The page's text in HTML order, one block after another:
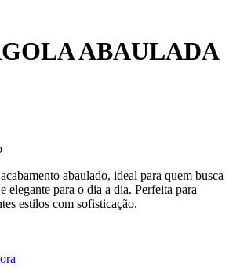
ABAULADA
abaulado, ideal para quem busca
elegante para o dia a dia. Perfeita para
estilos com sofisticação.